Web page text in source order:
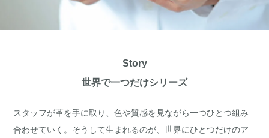
Story
世界で一つだけシリーズ
スタッフが革を手に取り、色や質感を見ながら一つひとつ組み
合わせていく。そうして生まれるのが、世界にひとつだけのア